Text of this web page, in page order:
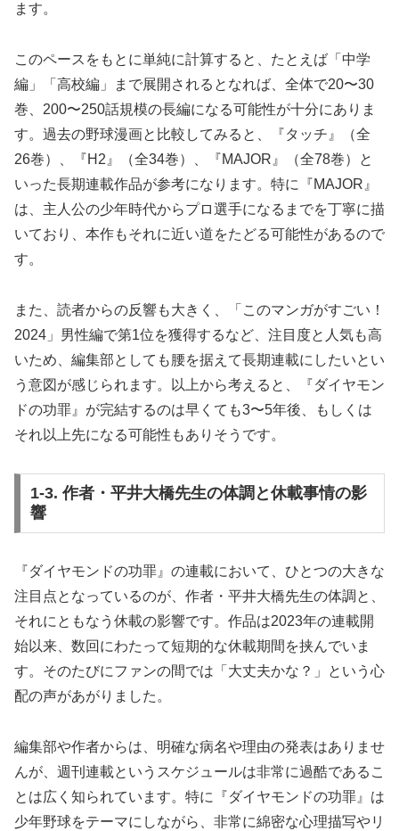
ます。
このペースをもとに単純に計算すると、たとえば「中学
編」「高校編」まで展開されるとなれば、全体で20〜30
巻、200〜250話規模の長編になる可能性が十分にありま
す。過去の野球漫画と比較してみると、『タッチ』（全
26巻）、『H2』（全34巻）、『MAJOR』（全78巻）と
いった長期連載作品が参考になります。特に『MAJOR』
は、主人公の少年時代からプロ選手になるまでを丁寧に描
いており、本作もそれに近い道をたどる可能性があるので
す。
また、読者からの反響も大きく、「このマンガがすごい！
2024」男性編で第1位を獲得するなど、注目度と人気も高
いため、編集部としても腰を据えて長期連載にしたいとい
う意図が感じられます。以上から考えると、『ダイヤモン
ドの功罪』が完結するのは早くても3〜5年後、もしくは
それ以上先になる可能性もありそうです。
1-3. 作者・平井大橋先生の体調と休載事情の影
響
『ダイヤモンドの功罪』の連載において、ひとつの大きな
注目点となっているのが、作者・平井大橋先生の体調と、
それにともなう休載の影響です。作品は2023年の連載開
始以来、数回にわたって短期的な休載期間を挟んでいま
す。そのたびにファンの間では「大丈夫かな？」という心
配の声があがりました。
編集部や作者からは、明確な病名や理由の発表はありませ
んが、週刊連載というスケジュールは非常に過酷であるこ
とは広く知られています。特に『ダイヤモンドの功罪』は
少年野球をテーマにしながら、非常に綿密な心理描写やリ